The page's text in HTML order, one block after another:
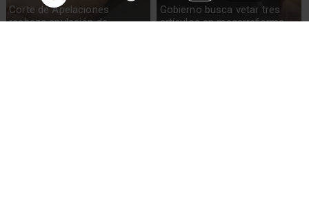
Corte de Apelaciones
rechaza anulación de
Gobierno busca vetar tres
artículos en megarreforma